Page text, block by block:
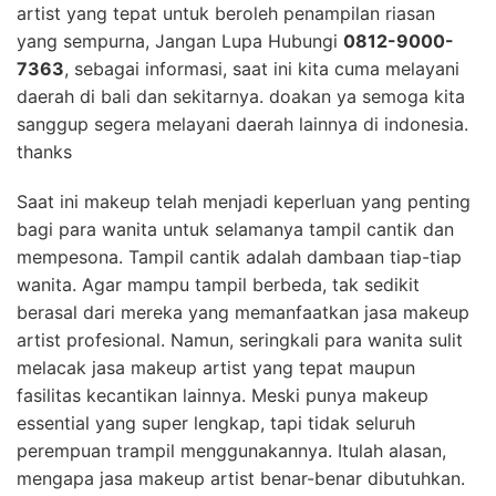
artist yang tepat untuk beroleh penampilan riasan
yang sempurna, Jangan Lupa Hubungi 0812-9000-
7363, sebagai informasi, saat ini kita cuma melayani
daerah di bali dan sekitarnya. doakan ya semoga kita
sanggup segera melayani daerah lainnya di indonesia.
thanks
Saat ini makeup telah menjadi keperluan yang penting
bagi para wanita untuk selamanya tampil cantik dan
mempesona. Tampil cantik adalah dambaan tiap-tiap
wanita. Agar mampu tampil berbeda, tak sedikit
berasal dari mereka yang memanfaatkan jasa makeup
artist profesional. Namun, seringkali para wanita sulit
melacak jasa makeup artist yang tepat maupun
fasilitas kecantikan lainnya. Meski punya makeup
essential yang super lengkap, tapi tidak seluruh
perempuan trampil menggunakannya. Itulah alasan,
mengapa jasa makeup artist benar-benar dibutuhkan.